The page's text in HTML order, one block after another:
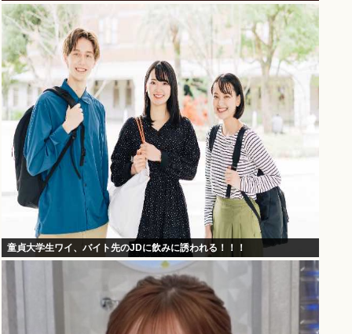
童貞大学生ワイ、バイト先のJDに飲みに誘われる！！！